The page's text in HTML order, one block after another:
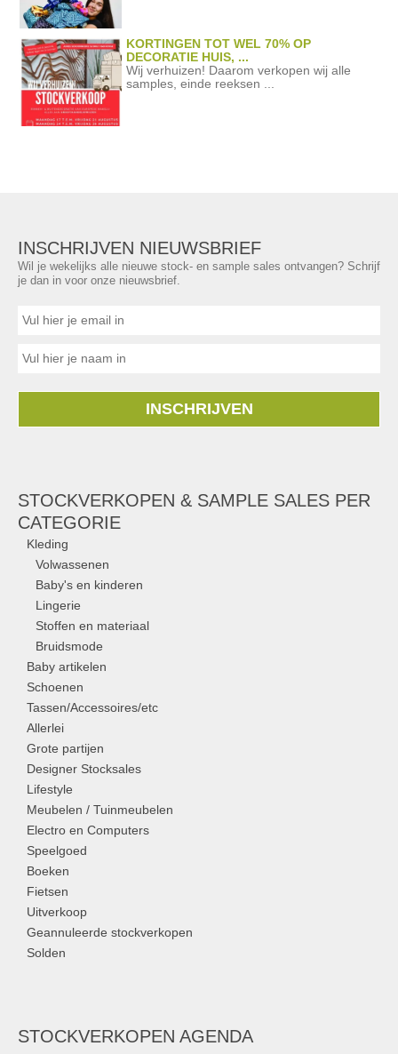
KORTINGEN TOT WEL 70% OP
DECORATIE HUIS, ...
Wij verhuizen! Daarom verkopen wij alle
samples, einde reeksen ...
INSCHRIJVEN NIEUWSBRIEF
Wil je wekelijks alle nieuwe stock- en sample sales ontvangen? Schrijf
je dan in voor onze nieuwsbrief.
INSCHRIJVEN
STOCKVERKOPEN & SAMPLE SALES PER
CATEGORIE
Kleding
Volwassenen
Baby's en kinderen
Lingerie
Stoffen en materiaal
Bruidsmode
Baby artikelen
Schoenen
Tassen/Accessoires/etc
Allerlei
Grote partijen
Designer Stocksales
Lifestyle
Meubelen / Tuinmeubelen
Electro en Computers
Speelgoed
Boeken
Fietsen
Uitverkoop
Geannuleerde stockverkopen
Solden
STOCKVERKOPEN AGENDA